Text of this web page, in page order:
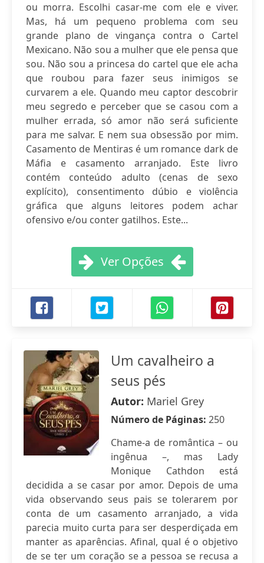
ou morra. Escolhi casar-me com ele e viver.
Mas, há um pequeno problema com seu
grande plano de vingança contra o Cartel
Mexicano. Não sou a mulher que ele pensa que
sou. Não sou a princesa do cartel que ele acha
que roubou para fazer seus inimigos se
curvarem a ele. Quando meu captor descobrir
meu segredo e perceber que se casou com a
mulher errada, só amor não será suficiente
para me salvar. E nem sua obsessão por mim.
Casamento de Mentiras é um romance dark de
Máfia e casamento arranjado. Este livro
contém conteúdo adulto (cenas de sexo
explícito), consentimento dúbio e violência
gráfica que alguns leitores podem achar
ofensivo e/ou conter gatilhos. Este...
Ver Opções
Um cavalheiro a
seus pés
Autor: Mariel Grey
Número de Páginas: 250
Chame-a de romântica – ou
ingênua –, mas Lady
Monique Cathdon está
decidida a se casar por amor. Depois de uma
vida observando seus pais se tolerarem por
conta de um casamento arranjado, a vida
parecia muito curta para ser desperdiçada em
manter as aparências. Afinal, qual é o objetivo
de se ter um coração se a pessoa se recusa a